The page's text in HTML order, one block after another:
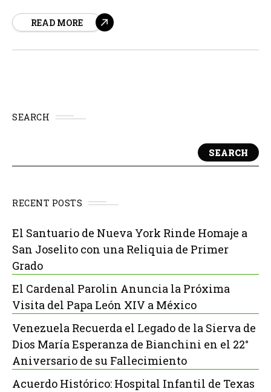
(PLAPA). Este evento virtual contará con la participación
READ MORE
SEARCH
SEARCH
RECENT POSTS
El Santuario de Nueva York Rinde Homaje a
San Joselito con una Reliquia de Primer
Grado
El Cardenal Parolin Anuncia la Próxima
Visita del Papa León XIV a México
Venezuela Recuerda el Legado de la Sierva de
Dios María Esperanza de Bianchini en el 22°
Aniversario de su Fallecimiento
Acuerdo Histórico: Hospital Infantil de Texas